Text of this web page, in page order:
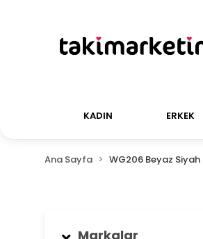
KADIN ERKEK
Ana Sayfa WG206 Beyaz Siyah
Markalar